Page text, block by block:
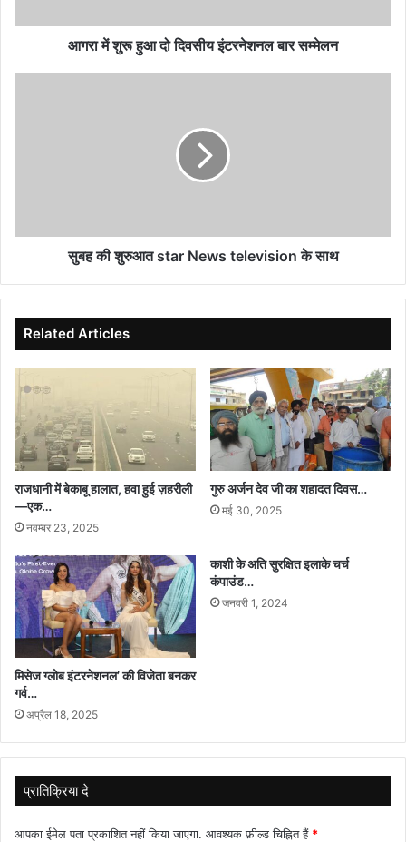
सम्मेलन
आगरा में शुरू हुआ दो दिवसीय इंटरनेशनल बार सम्मेलन
सुबह की शुरुआत star News television के साथ
Related Articles
राजधानी में बेकाबू हालात, हवा हुई ज़हरीली
—एक…
नवम्बर 23, 2025
गुरु अर्जन देव जी का शहादत दिवस…
मई 30, 2025
मिसेज ग्लोब इंटरनेशनल’ की विजेता बनकर
गर्व…
अप्रैल 18, 2025
काशी के अति सुरक्षित इलाके चर्च
कंपाउंड…
जनवरी 1, 2024
प्रातिक्रिया दे
आपका ईमेल पता प्रकाशित नहीं किया जाएगा. आवश्यक फ़ील्ड चिह्नित हैं *